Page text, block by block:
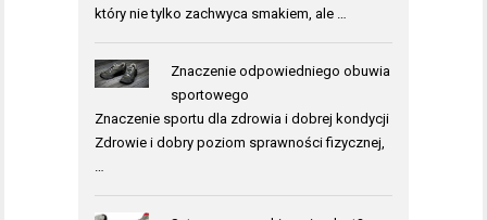
który nie tylko zachwyca smakiem, ale …
Znaczenie odpowiedniego obuwia
sportowego
Znaczenie sportu dla zdrowia i dobrej kondycji
Zdrowie i dobry poziom sprawności fizycznej,
…